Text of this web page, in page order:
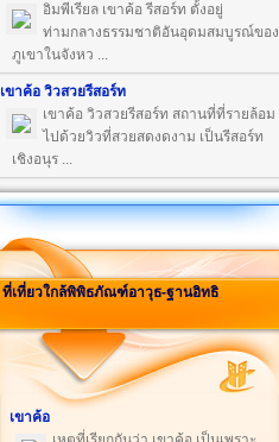
อิมพีเรียล เขาค้อ รีสอร์ท ตั้งอยู่
ท่ามกลางธรรมชาติอันอุดมสมบูรณ์ของ
ภูเขาในจังหว ...
เขาค้อ วิวสวยรีสอร์ท
เขาค้อ วิวสวยรีสอร์ท สถานที่ที่รายล้อม
ไปด้วยวิวที่สวยสดงดงาม เป็นรีสอร์ท
เชิงอนุร ...
ที่เที่ยวใกล้พิพิธภัณฑ์อาวุธ-ฐานอิทธิ
เขาค้อ